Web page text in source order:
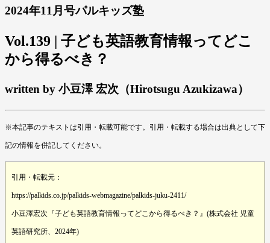
2024年11月号パルキッズ塾
Vol.139 | 子ども英語教育情報ってどこ
から得るべき？
written by 小豆澤 宏次（Hirotsugu Azukizawa）
※本記事のテキストは引用・転載可能です。引用・転載する場合は出典として下
記の情報を併記してください。
引用・転載元：
https://palkids.co.jp/palkids-webmagazine/palkids-juku-2411/
小豆澤宏次『子ども英語教育情報ってどこから得るべき？』(株式会社 児童
英語研究所、2024年)